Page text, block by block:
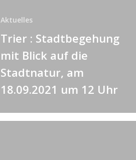
Aktuelles
Trier : Stadtbegehung
mit Blick auf die
Stadtnatur, am
18.09.2021 um 12 Uhr